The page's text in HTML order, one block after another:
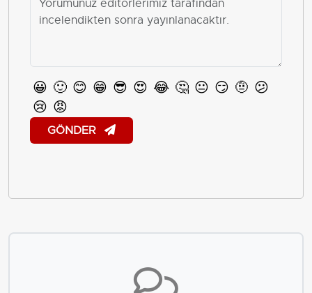
😀 🙂 😊 😁 😎 😍 😂 🤔 😐 😏 🤨 😕
😢 😡
GÖNDER